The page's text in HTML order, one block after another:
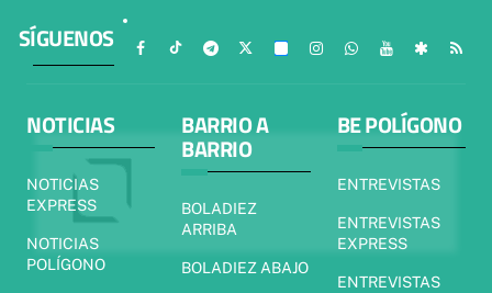
SÍGUENOS
NOTICIAS
NOTICIAS
EXPRESS
NOTICIAS
POLÍGONO
BARRIO A
BARRIO
BOLADIEZ
ARRIBA
BOLADIEZ ABAJO
BE POLÍGONO
ENTREVISTAS
ENTREVISTAS
EXPRESS
ENTREVISTAS